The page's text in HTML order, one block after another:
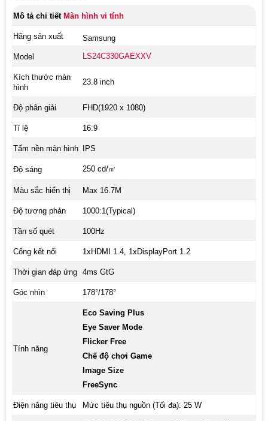
Mô tả chi tiết Màn hình vi tính
Hãng sản xuất Samsung
Model LS24C330GAEXXV
Kích thước màn
hình
23.8 inch
Độ phân giải FHD(1920 x 1080)
Tỉ lệ 16:9
Tấm nền màn hình IPS
Độ sáng 250 cd/㎡
Màu sắc hiển thị Max 16.7M
Độ tương phản 1000:1(Typical)
Tần số quét 100Hz
Cổng kết nối 1xHDMI 1.4, 1xDisplayPort 1.2
Thời gian đáp ứng 4ms GtG
Góc nhìn 178°/178°
Tính năng
Eco Saving Plus
Eye Saver Mode
Flicker Free
Chế độ chơi Game
Image Size
FreeSync
Điện năng tiêu thụ Mức tiêu thụ nguồn (Tối đa): 25W